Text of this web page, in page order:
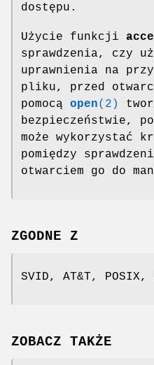
dostępu.
Użycie funkcji
sprawdzenia, czy
uprawnienia na
pliku, przed
pomocą open(2)
bezpieczeństwie,
może wykorzystać
pomiędzy
otwarciem go do
ZGODNE Z
SVID, AT&T, POSIX,
ZOBACZ TAKŻE